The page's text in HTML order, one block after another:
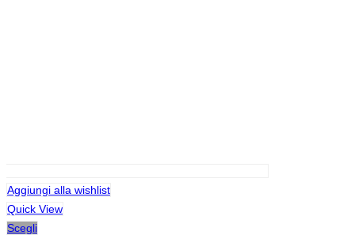
Aggiungi alla wishlist
Quick View
Scegli